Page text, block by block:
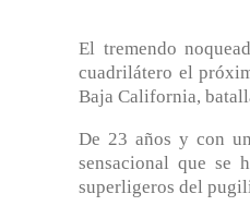
El tremendo
cuadrilátero el
Baja California,
De 23 años y con
sensacional que se
superligeros del